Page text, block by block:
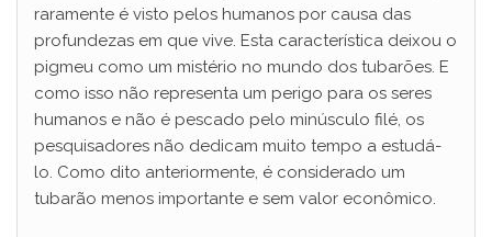
raramente é visto pelos humanos por causa das
profundezas em que vive. Esta característica deixou o
pigmeu como um mistério no mundo dos tubarões. E
como isso não representa um perigo para os seres
humanos e não é pescado pelo minúsculo filé, os
pesquisadores não dedicam muito tempo a estudá-
lo. Como dito anteriormente, é considerado um
tubarão menos importante e sem valor econômico.